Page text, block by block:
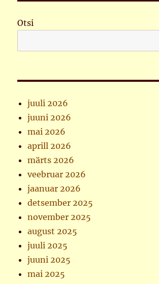
Otsi
juuli 2026
juuni 2026
mai 2026
aprill 2026
märts 2026
veebruar 2026
jaanuar 2026
detsember 2025
november 2025
august 2025
juuli 2025
juuni 2025
mai 2025